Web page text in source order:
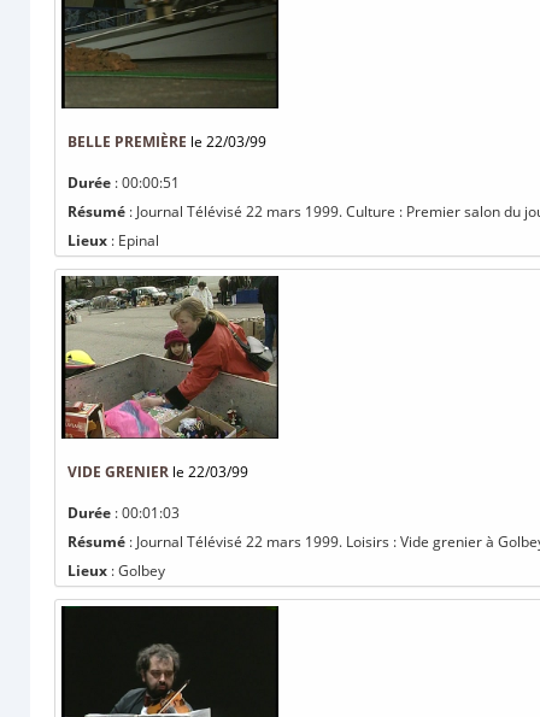
BELLE PREMIÈRE le 22/03/99
Durée : 00:00:51
Résumé : Journal Télévisé 22 mars 1999. Culture : Premier salon du
Lieux : Epinal
VIDE GRENIER le 22/03/99
Durée : 00:01:03
Résumé : Journal Télévisé 22 mars 1999. Loisirs : Vide grenier à
Lieux : Golbey